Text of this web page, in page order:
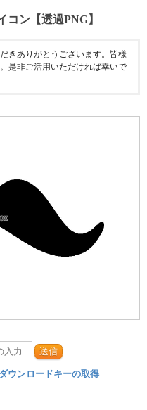
ン【透過PNG】
きありがとうございます。皆様
是非ご活用いただければ幸いで
送信
ダウンロードキーの取得